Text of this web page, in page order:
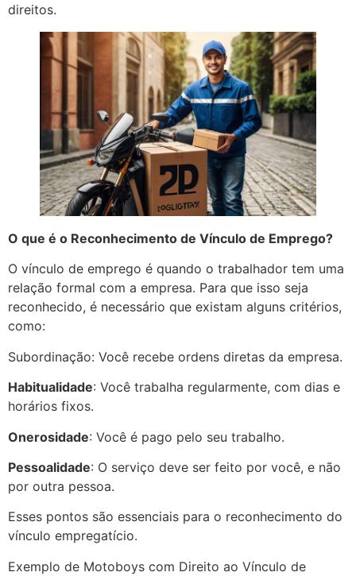
direitos.
O que é o Reconhecimento de Vínculo de Emprego?
O vínculo de emprego é quando o trabalhador tem uma
relação formal com a empresa. Para que isso seja
reconhecido, é necessário que existam alguns critérios,
como:
Subordinação: Você recebe ordens diretas da empresa.
Habitualidade: Você trabalha regularmente, com dias e
horários fixos.
Onerosidade: Você é pago pelo seu trabalho.
Pessoalidade: O serviço deve ser feito por você, e não
por outra pessoa.
Esses pontos são essenciais para o reconhecimento do
vínculo empregatício.
Exemplo de Motoboys com Direito ao Vínculo de